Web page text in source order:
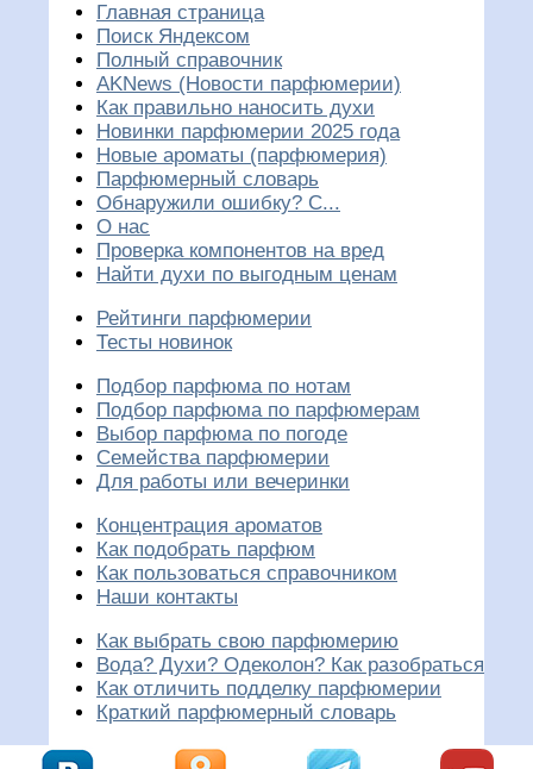
Главная страница
Поиск Яндексом
Полный справочник
AKNews (Новости парфюмерии)
Как правильно наносить духи
Новинки парфюмерии 2025 года
Новые ароматы (парфюмерия)
Парфюмерный словарь
Обнаружили ошибку? С...
О нас
Проверка компонентов на вред
Найти духи по выгодным ценам
Рейтинги парфюмерии
Тесты новинок
Подбор парфюма по нотам
Подбор парфюма по парфюмерам
Выбор парфюма по погоде
Семейства парфюмерии
Для работы или вечеринки
Концентрация ароматов
Как подобрать парфюм
Как пользоваться справочником
Наши контакты
Как выбрать свою парфюмерию
Вода? Духи? Одеколон? Как разобраться
Как отличить подделку парфюмерии
Краткий парфюмерный словарь